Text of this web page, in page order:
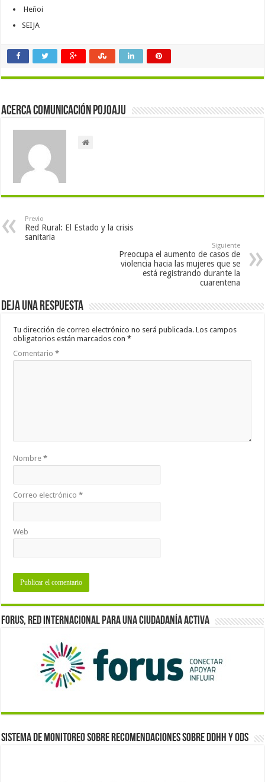
Heñoi
SEIJA
Acerca Comunicación Pojoaju
Previo
Red Rural: El Estado y la crisis
sanitaria
Siguiente
Preocupa el aumento de casos de
violencia hacia las mujeres que se
está registrando durante la
cuarentena
Deja una respuesta
Tu dirección de correo electrónico no será publicada. Los campos
obligatorios están marcados con*
Comentario*
Nombre*
Correo electrónico*
Web
Forus, red internacional para una ciudadanía activa
Sistema de monitoreo sobre recomendaciones sobre DDHH y ODS